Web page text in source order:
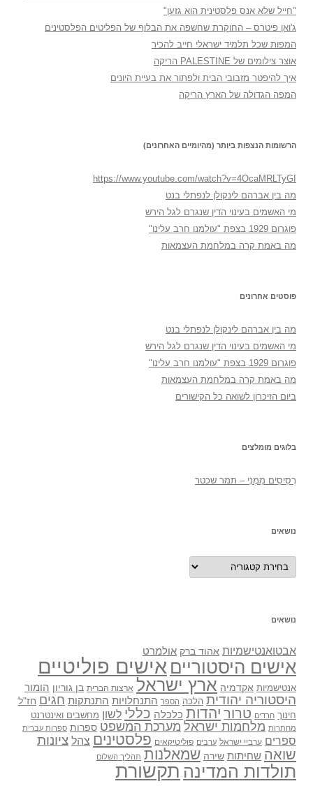
"חייל שלא אנס פלסטינית הוא גזען"
ג'ואן פיטרס – החוקרת שחשפה את הבלוף של הפליטים הפלסטינים
המפות שכל תלמיד ישראלי חייב להכיר
אוצר צילומים של PALESTINE הריקה
איך להיפטר מזבובי הבית ולפתור את בעיית היונים
המפה הגדולה של הארץ הריקה
הרשומות הנצפות ביותר (מהיומיים האחרונים)
https://www.youtube.com/watch?v=4OcaMRLTyGI
מה בין אברהם לינקולן לנפתלי בנט
מי האשמים בעינוי הדין שנגרם לגל הירש
פוגרום 1929 בצפת "עולמנו חרב עלינו"
מה באמת קרה במלחמת העצמאות
פוסטים אחרונים
מה בין אברהם לינקולן לנפתלי בנט
מי האשמים בעינוי הדין שנגרם לגל הירש
פוגרום 1929 בצפת "עולמנו חרב עלינו"
מה באמת קרה במלחמת העצמאות
ביום הזיכרון לשואה כל הקישורים
בלוגים מומלצים
רְסִיסִים מִמֶנִי – תמר שכטר
נושאים
נושאים
נושאים
אבטואנטישמיות אהוד ברק אולמרט
אישים היסטוריים אישים פוליטיים
אנטישמיות אקדמיה ארץ ישראל ארצות הברית בן גוריון הומור
היסטוריה יהודית הלכה הספר התנחלויות התנתקות חגים חז"ל
חינוך חרדים טרור יהדות כלכלה כללי לשון מחשבים ואינטרנט
מחתרות מלחמות ישראל מערכת המשפט ספרות ספרות עברית
ספרים ערביי ישראל ערבים פוליטיקאים פלסטינים צהל ציונות
שואה שחיתות שירה שמאלנות תהליך השלום
תולדות המדינה תקשורת